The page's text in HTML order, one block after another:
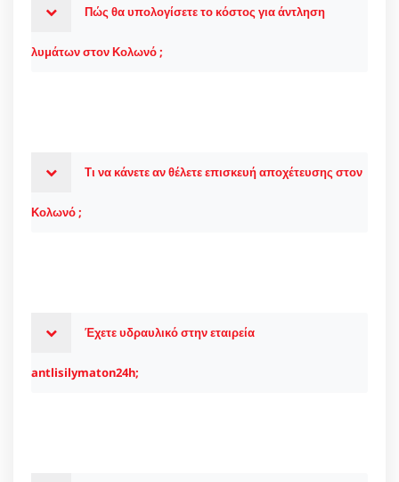
Πώς θα υπολογίσετε το κόστος για άντληση
λυμάτων στον Κολωνό ;
Τι να κάνετε αν θέλετε επισκευή αποχέτευσης στον
Κολωνό ;
Έχετε υδραυλικό στην εταιρεία
antlisilymaton24h;